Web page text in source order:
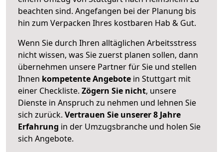
beachten sind. Angefangen bei der Planung bis
hin zum Verpacken Ihres kostbaren Hab & Gut.
Wenn Sie durch Ihren alltäglichen Arbeitsstress
nicht wissen, was Sie zuerst planen sollen, dann
übernehmen unsere Partner für Sie und stellen
Ihnen kompetente Angebote in Stuttgart mit
einer Checkliste. Zögern Sie nicht, unsere
Dienste in Anspruch zu nehmen und lehnen Sie
sich zurück. Vertrauen Sie unserer 8 Jahre
Erfahrung in der Umzugsbranche und holen Sie
sich Angebote.